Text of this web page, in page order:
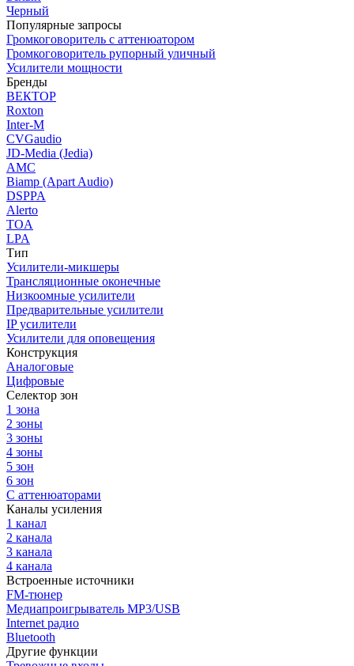
Черный
Популярные запросы
Громкоговоритель с аттенюатором
Громкоговоритель рупорный уличный
Усилители мощности
Бренды
ВЕКТОР
Roxton
Inter-M
CVGaudio
JD-Media (Jedia)
AMC
Biamp (Apart Audio)
DSPPA
Alerto
TOA
LPA
Тип
Усилители-микшеры
Трансляционные оконечные
Низкоомные усилители
Предварительные усилители
IP усилители
Усилители для оповещения
Конструкция
Аналоговые
Цифровые
Селектор зон
1 зона
2 зоны
3 зоны
4 зоны
5 зон
6 зон
С аттенюаторами
Каналы усиления
1 канал
2 канала
3 канала
4 канала
Встроенные источники
FM-тюнер
Медиапроигрыватель MP3/USB
Internet радио
Bluetooth
Другие функции